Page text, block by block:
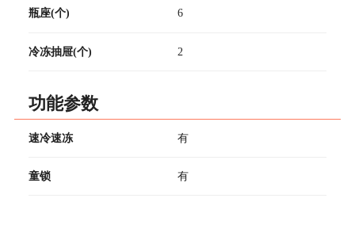
瓶座(个) 6
冷冻抽屉(个) 2
功能参数
速冷速冻 有
童锁 有